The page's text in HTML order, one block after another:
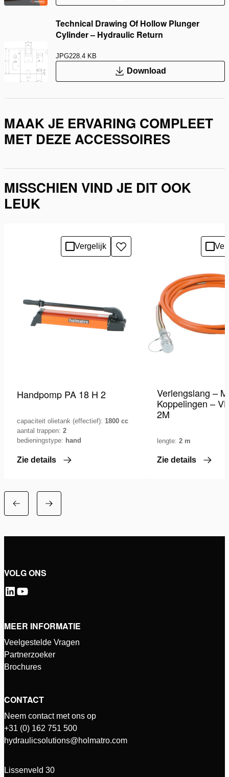
Technical Drawing Of Hollow Plunger
Cylinder – Hydraulic Return
JPG228.4 KB
Download
MAAK JE ERVARING COMPLEET
MET DEZE ACCESSOIRES
MISSCHIEN VIND JE DIT OOK
LEUK
Vergelijk
Toevoegen
aan
Handpomp PA 18 H 2
capaciteit olietank (effectief): 1800 cc
aantal trappen: 2
bedieningstype: hand
Zie details
Verlengslang –
Koppelingen –
2M
lengte: 2 m
Zie details
VOLG ONS
MEER INFORMATIE
Veelgestelde Vragen
Partnerzoeker
Brochures
CONTACT
Neem contact met ons op
+31 (0) 162 751 500
hydraulicsolutions@holmatro.com
Lissenveld 30